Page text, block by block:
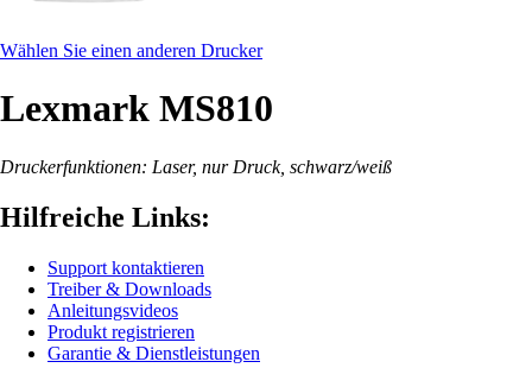
Wählen Sie einen anderen Drucker
Lexmark MS810
Druckerfunktionen: Laser, nur Druck, schwarz/weiß
Hilfreiche Links:
Support kontaktieren
Treiber & Downloads
Anleitungsvideos
Produkt registrieren
Garantie & Dienstleistungen